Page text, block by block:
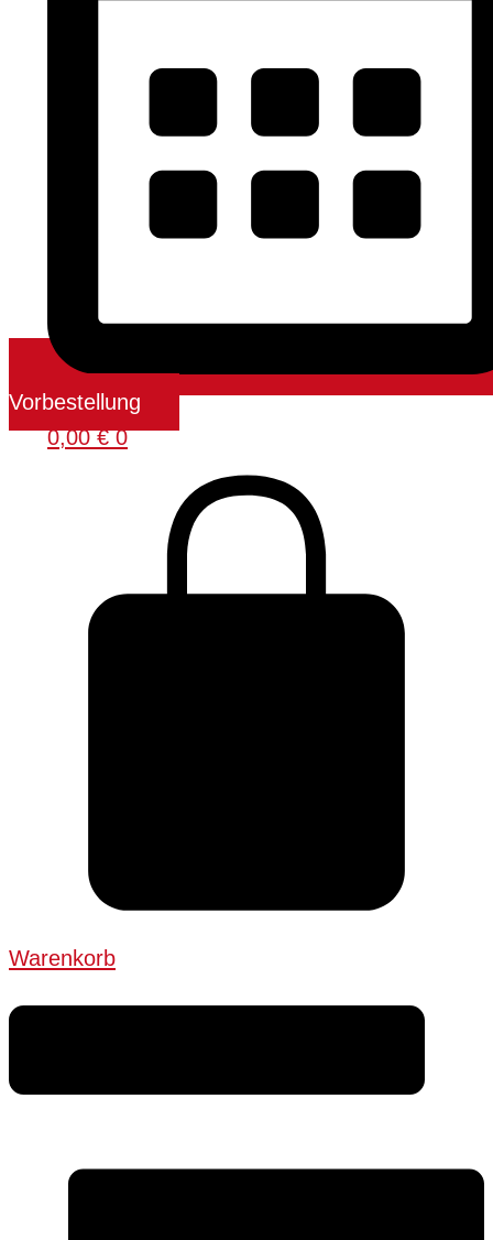
Vorbestellung
0,00€ 0
Warenkorb